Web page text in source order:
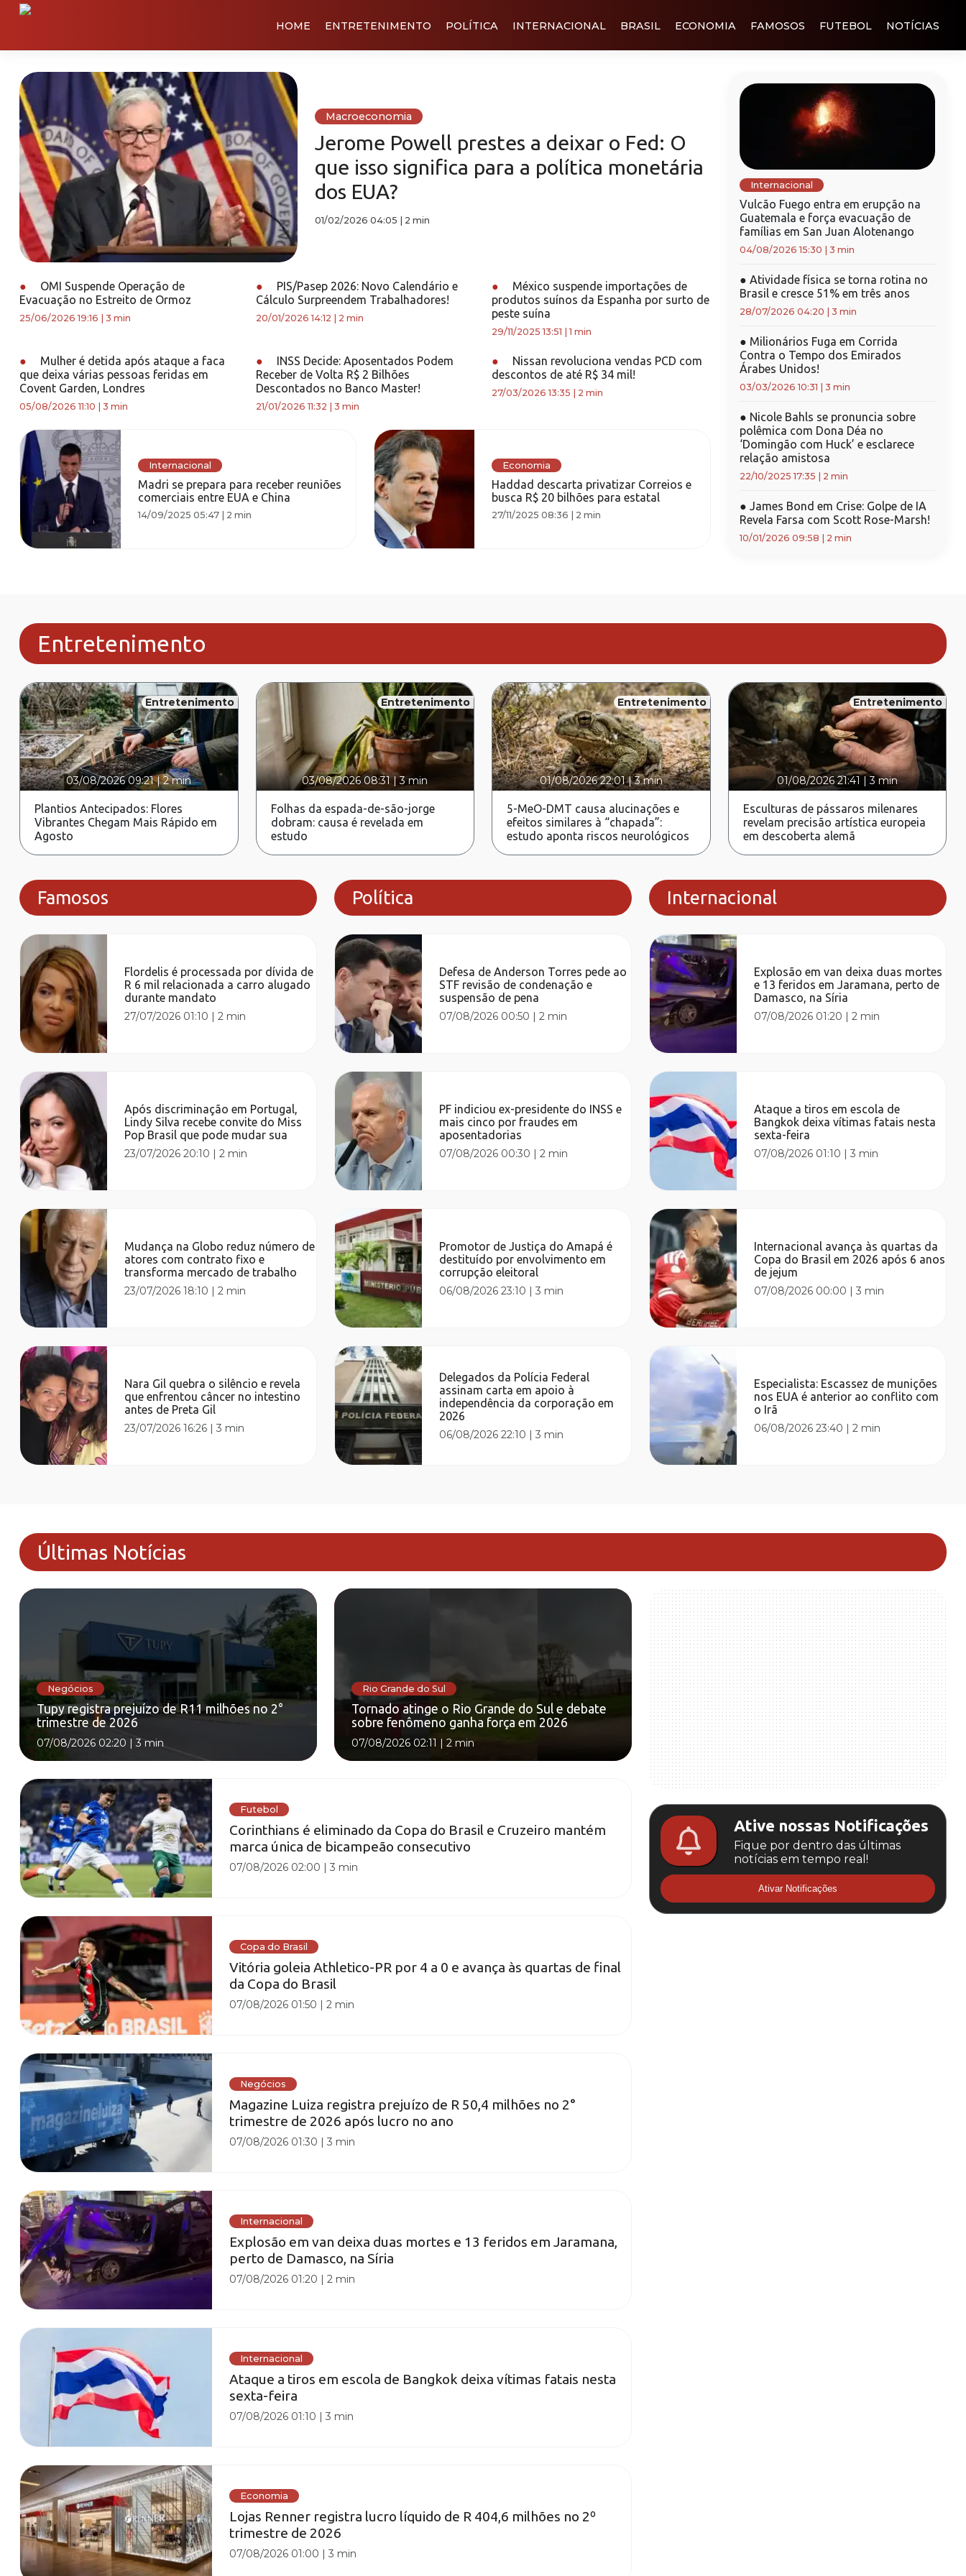
HOME ENTRETENIMENTO POLÍTICA INTERNACIONAL BRASIL ECONOMIA FAMOSOS FUTEBOL NOTÍCIAS
Macroeconomia
Jerome Powell prestes a deixar o Fed: O
que isso significa para a política monetária
dos EUA?
01/02/2026 04:05 2 min
●
OMI Suspende Operação de
Evacuação no Estreito de Ormoz
25/06/2026 19:16 3 min
●
PIS/Pasep 2026: Novo Calendário e
Cálculo Surpreendem Trabalhadores!
20/01/2026 14:12 2 min
●
México suspende importações de
produtos suínos da Espanha por surto de
peste suína
29/11/2025 13:51 |1 min
●
Mulher é detida após ataque a faca
que deixa várias pessoas feridas em
Covent Garden, Londres
05/08/2026 11:10 3 min
●
INSS Decide: Aposentados Podem
Receber de Volta R$ 2 Bilhões
Descontados no Banco Master!
21/01/2026 11:32 3 min
●
Nissan revoluciona vendas PCD com
descontos de até R$ 34 mil!
27/03/2026 13:35 2 min
Internacional
Madri se prepara para receber reuniões
comerciais entre EUA e China
14/09/2025 05:47| 2 min
Economia
Haddad descarta privatizar Correios e
busca R$ 20 bilhões para estatal
27/11/2025 08:36 | 2 min
Internacional
Vulcão Fuego entra em erupção na
Guatemala e força evacuação de
famílias em San Juan Alotenango
04/08/2026 15:30 3 min
● Atividade física se torna rotina no
Brasil e cresce 51% em três anos
28/07/2026 04:20 3 min
● Milionários Fuga em Corrida
Contra o Tempo dos Emirados
Árabes Unidos!
03/03/2026 10:31 3 min
● Nicole Bahls se pronuncia sobre
polêmica com Dona Déa no
‘Domingão com Huck’ e esclarece
relação amistosa
22/10/2025 17:35 2 min
● James Bond em Crise: Golpe de IA
Revela Farsa com Scott Rose-Marsh!
10/01/2026 09:58 2 min
Entretenimento
Entretenimento
03/08/2026 09:21|2 min
Plantios Antecipados: Flores
Vibrantes Chegam Mais Rápido em
Agosto
Entretenimento
03/08/2026 08:31|3 min
Folhas da espada-de-são-jorge
dobram: causa é revelada em
estudo
Entretenimento
01/08/2026 22:01|3 min
5-MeO-DMT causa alucinações e
efeitos similares à “chapada”:
estudo aponta riscos neurológicos
Entretenimento
01/08/2026 21:41 |3 min
Esculturas de pássaros milenares
revelam precisão artística europeia
em descoberta alemã
Famosos
Flordelis é processada por dívida de
R 6 mil relacionada a carro alugado
durante mandato
27/07/2026 01:10 |2 min
Após discriminação em Portugal,
Lindy Silva recebe convite do Miss
Pop Brasil que pode mudar sua
23/07/2026 20:10 |2 min
Mudança na Globo reduz número de
atores com contrato fixo e
transforma mercado de trabalho
23/07/2026 18:10 |2 min
Nara Gil quebra o silêncio e revela
que enfrentou câncer no intestino
antes de Preta Gil
23/07/2026 16:26 |3 min
Política
Defesa de Anderson Torres pede ao
STF revisão de condenação e
suspensão de pena
07/08/2026 00:50 |2 min
PF indiciou ex-presidente do INSS e
mais cinco por fraudes em
aposentadorias
07/08/2026 00:30 |2 min
Promotor de Justiça do Amapá é
destituído por envolvimento em
corrupção eleitoral
06/08/2026 23:10 |3 min
Delegados da Polícia Federal
assinam carta em apoio à
independência da corporação em
2026
06/08/2026 22:10 |3 min
Internacional
Explosão em van deixa duas mortes
e 13 feridos em Jaramana, perto de
Damasco, na Síria
07/08/2026 01:20 |2 min
Ataque a tiros em escola de
Bangkok deixa vítimas fatais nesta
sexta-feira
07/08/2026 01:10 |3 min
Internacional avança às quartas da
Copa do Brasil em 2026 após 6 anos
de jejum
07/08/2026 00:00 |3 min
Especialista: Escassez de munições
nos EUA é anterior ao conflito com
o Irã
06/08/2026 23:40 |2 min
Últimas Notícias
Negócios
Tupy registra prejuízo de R11 milhões no 2°
trimestre de 2026
07/08/2026 02:20 |3 min
Rio Grande do Sul
Tornado atinge o Rio Grande do Sul e debate
sobre fenômeno ganha força em 2026
07/08/2026 02:11 | 2 min
Futebol
Corinthians é eliminado da Copa do Brasil e Cruzeiro mantém
marca única de bicampeão consecutivo
07/08/2026 02:00 |3 min
Copa do Brasil
Vitória goleia Athletico-PR por 4 a 0 e avança às quartas de final
da Copa do Brasil
07/08/2026 01:50 |2 min
Negócios
Magazine Luiza registra prejuízo de R 50,4 milhões no 2°
trimestre de 2026 após lucro no ano
07/08/2026 01:30 |3 min
Internacional
Explosão em van deixa duas mortes e 13 feridos em Jaramana,
perto de Damasco, na Síria
07/08/2026 01:20 |2 min
Internacional
Ataque a tiros em escola de Bangkok deixa vítimas fatais nesta
sexta-feira
07/08/2026 01:10 |3 min
Economia
Lojas Renner registra lucro líquido de R 404,6 milhões no 2º
trimestre de 2026
07/08/2026 01:00 |3 min
Ative nossas Notificações
Fique por dentro das últimas
notícias em tempo real!
Ativar Notificações